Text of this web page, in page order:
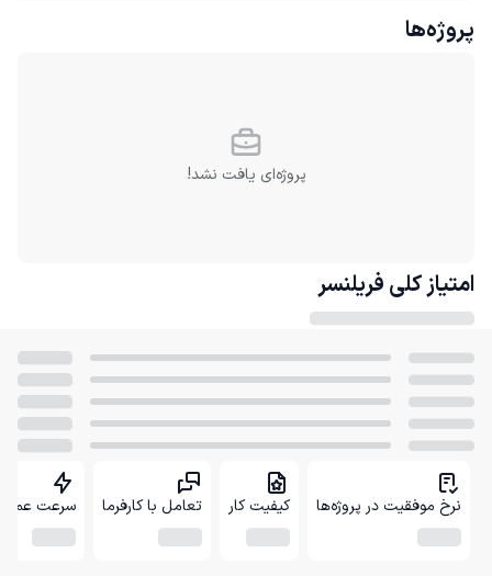
پروژه‌ها
پروژه‌ای یافت نشد!
امتیاز کلی فریلنسر
نرخ موفقیت در پروژه‌ها کیفیت کار تعامل با کارفرما سرعت عمل